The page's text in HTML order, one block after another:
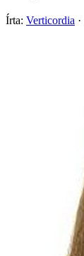
Írta: Verticordia ·